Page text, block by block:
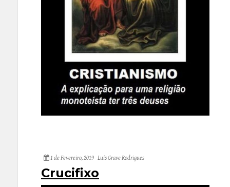
1 de Fevereiro, 2019 Luís Grave Rodrigues
Crucifixo